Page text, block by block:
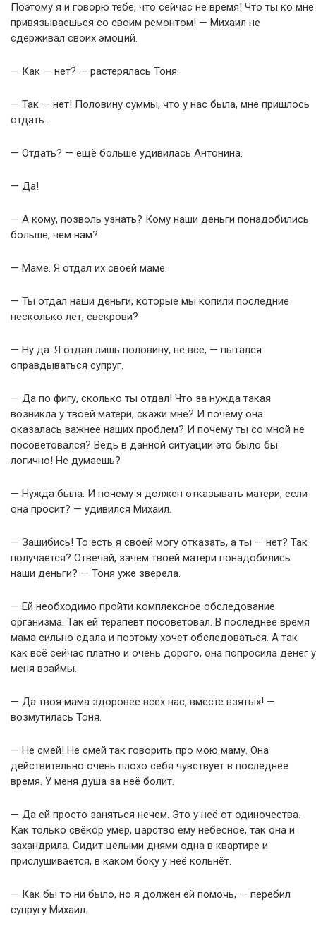
Поэтому я и говорю тебе, что сейчас не время! Что ты ко мне
привязываешься со своим ремонтом! — Михаил не
сдерживал своих эмоций.
— Как — нет? — растерялась Тоня.
— Так — нет! Половину суммы, что у нас была, мне пришлось
отдать.
— Отдать? — ещё больше удивилась Антонина.
— Да!
— А кому, позволь узнать? Кому наши деньги понадобились
больше, чем нам?
— Маме. Я отдал их своей маме.
— Ты отдал наши деньги, которые мы копили последние
несколько лет, свекрови?
— Ну да. Я отдал лишь половину, не все, — пытался
оправдываться супруг.
— Да по фигу, сколько ты отдал! Что за нужда такая
возникла у твоей матери, скажи мне? И почему она
оказалась важнее наших проблем? И почему ты со мной не
посоветовался? Ведь в данной ситуации это было бы
логично! Не думаешь?
— Нужда была. И почему я должен отказывать матери, если
она просит? — удивился Михаил.
— Зашибись! То есть я своей могу отказать, а ты — нет? Так
получается? Отвечай, зачем твоей матери понадобились
наши деньги? — Тоня уже зверела.
— Ей необходимо пройти комплексное обследование
организма. Так ей терапевт посоветовал. В последнее время
мама сильно сдала и поэтому хочет обследоваться. А так
как всё сейчас платно и очень дорого, она попросила денег у
меня взаймы.
— Да твоя мама здоровее всех нас, вместе взятых! —
возмутилась Тоня.
— Не смей! Не смей так говорить про мою маму. Она
действительно очень плохо себя чувствует в последнее
время. У меня душа за неё болит.
— Да ей просто заняться нечем. Это у неё от одиночества.
Как только свёкор умер, царство ему небесное, так она и
захандрила. Сидит целыми днями одна в квартире и
прислушивается, в каком боку у неё кольнёт.
— Как бы то ни было, но я должен ей помочь, — перебил
супругу Михаил.